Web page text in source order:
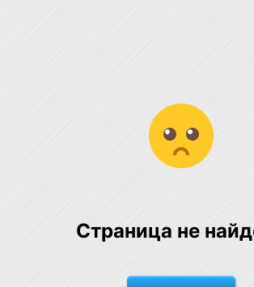
Страница не